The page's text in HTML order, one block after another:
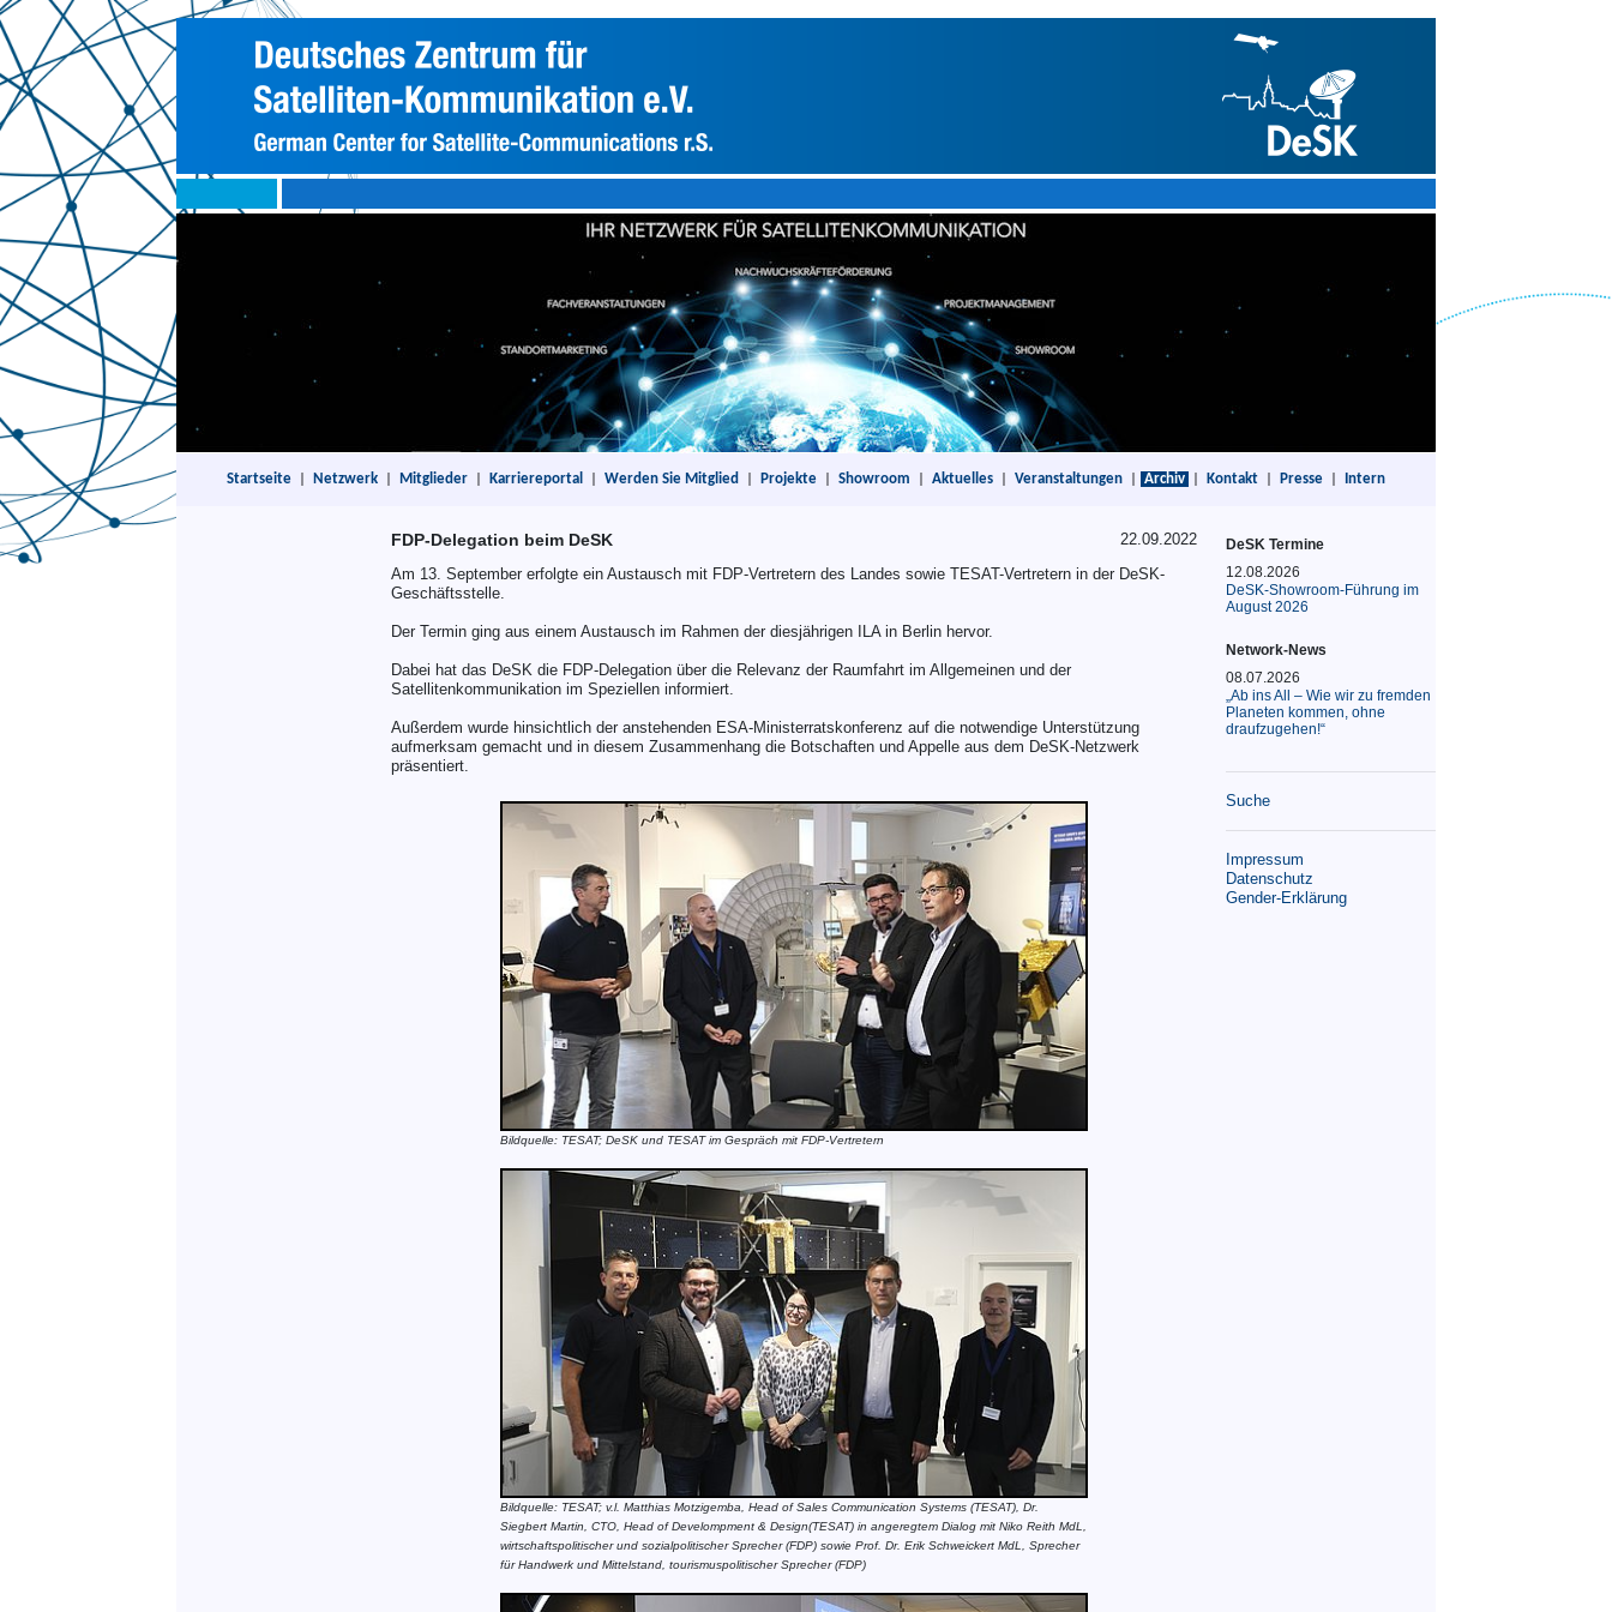
Startseite Netzwerk Mitglieder Karriereportal Werden Sie Mitglied Projekte Showroom Aktuelles Veranstaltungen Archiv Kontakt Presse Intern
FDP-Delegation beim DeSK
22.09.2022
Am 13. September erfolgte ein Austausch mit FDP-Vertretern des Landes sowie TESAT-Vertretern in der DeSK-
Geschäftsstelle.
Der Termin ging aus einem Austausch im Rahmen der diesjährigen ILA in Berlin hervor.
Dabei hat das DeSK die FDP-Delegation über die Relevanz der Raumfahrt im Allgemeinen und der
Satellitenkommunikation im Speziellen informiert.
Außerdem wurde hinsichtlich der anstehenden ESA-Ministerratskonferenz auf die notwendige Unterstützung
aufmerksam gemacht und in diesem Zusammenhang die Botschaften und Appelle aus dem DeSK-Netzwerk
präsentiert.
Bildquelle: TESAT; DeSK und TESAT im Gespräch mit FDP-Vertretern
Bildquelle: TESAT; v.l. Matthias Motzigemba, Head of Sales Communication Systems (TESAT), Dr.
Siegbert Martin, CTO, Head of Develompment & Design(TESAT) in angeregtem Dialog mit Niko Reith MdL,
wirtschaftspolitischer und sozialpolitischer Sprecher (FDP) sowie Prof. Dr. Erik Schweickert MdL, Sprecher
für Handwerk und Mittelstand, tourismuspolitischer Sprecher (FDP)
DeSK Termine
12.08.2026
DeSK-Showroom-Führung im
August 2026
Network-News
08.07.2026
„Ab ins All – Wie wir zu fremden
Planeten kommen, ohne
draufzugehen!“
Suche
Impressum
Datenschutz
Gender-Erklärung